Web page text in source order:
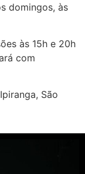
domingos, às
às 15h e 20h
com
São